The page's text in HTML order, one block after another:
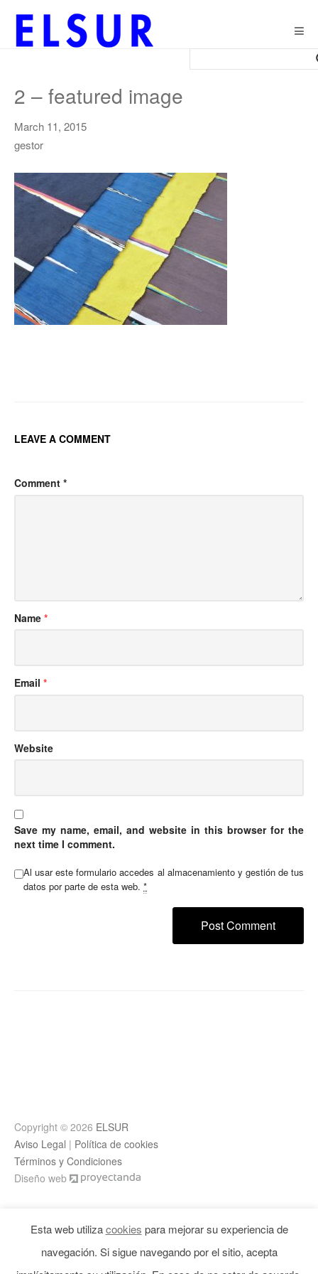
2 – featured image
March 11, 2015
gestor
LEAVE A COMMENT
Comment *
Name *
Email *
Website
Save my name, email, and website in this browser for the
next time I comment.
Al usar este formulario accedes al almacenamiento y gestión de tus
datos por parte de esta web. *
Copyright © 2026 ELSUR
Aviso Legal | Política de cookies
Términos y Condiciones
Diseño web
Esta web utilizacookies para mejorar su experiencia de
navegación. Si sigue navegando por el sitio, acepta